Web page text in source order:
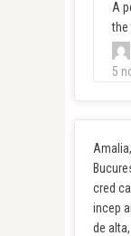
A
the
5
cred
incep
de